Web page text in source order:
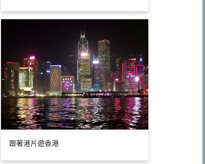
跟著港片遊香港